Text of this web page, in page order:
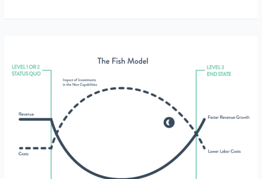
« Retail »,
une
Révolution!